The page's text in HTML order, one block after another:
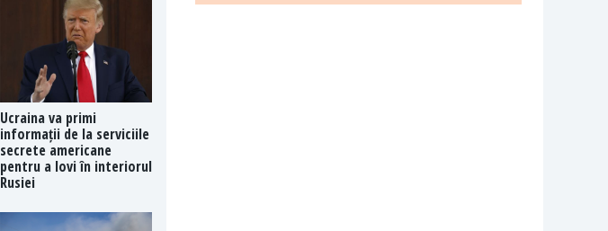
Ucraina va primi
informații de la serviciile
secrete americane
pentru a lovi în interiorul
Rusiei